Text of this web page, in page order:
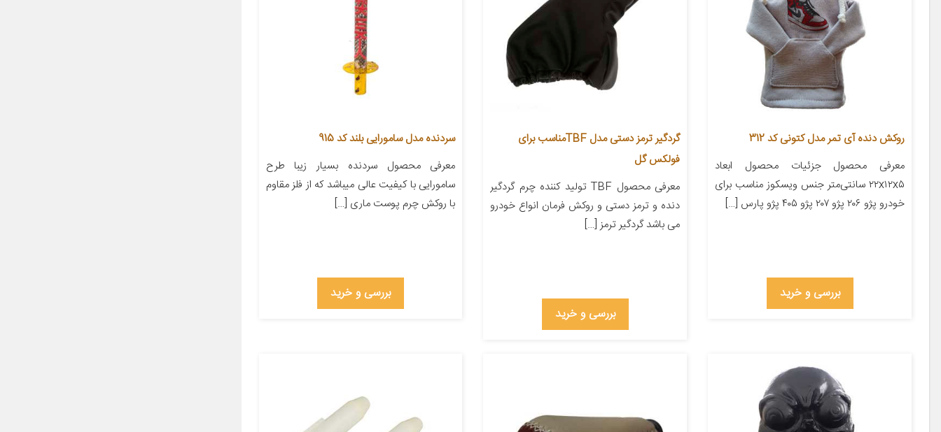
روکش دنده آی تمر مدل کتونی کد 312
معرفی محصول جزئیات محصول ابعاد
۲۲x۱۲x۵ سانتی‌متر جنس ویسکوز مناسب برای
خودرو پژو ۲۰۶ پژو ۲۰۷ پژو ۴۰۵ پژو پارس […]
بررسی و خرید
گردگیر ترمز دستی مدل TBFمناسب برای
فولکس گل
معرفی محصول TBF تولید کننده چرم گردگیر
دنده و ترمز دستی و روکش فرمان انواع خودرو
می باشد گردگیر ترمز […]
بررسی و خرید
سردنده مدل سامورایی بلند کد 915
معرفی محصول سردنده بسیار زیبا طرح
سامورایی با کیفیت عالی میباشد که از فلز مقاوم
با روکش چرم پوست ماری […]
بررسی و خرید